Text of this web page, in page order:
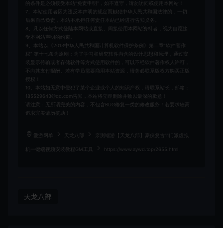
的条件是必须接受本站“免责申明”，如不遵守，请勿访问或使用本网站！
7、本站使用者因为违反本声明的规定而触犯中华人民共和国法律的，一切
后果自己负责，本站不承担任何责任本站已经进行告知义务。
8、凡以任何方式登陆本网站或直接、间接使用本网站资料者，视为自愿接
受本网站声明的约束。
9、本站以《2013中华人民共和国计算机软件保护条例》第二章"软件菩作
权” 第十七条为原则：为了学习和研究软件内含的设计思想和原理，通过安
装显示传输或者存储软件等方式使用软件的，可以不经软件著作权人许可，
不向其支付报酬。若有学员需要商用本站资源，请务必联系版权方购买正版
授权！
10、本站如无意中侵犯了某个企业或个人的知识产权，请联系站长，邮箱：
185529643@qq.com告知，本站将立即删除并致以最深的歉意！
请注意：无所谓完美的内容，不包含BUG修复一类的修改服务！若要求较高
追求完美请勿赞助！
爱游网单 天龙八部 亲测端游【天龙八部】豪侠复古11门派虚拟
机一键端视频安装教程GM工具 https://www.aywd.top/2655.html
天龙八部